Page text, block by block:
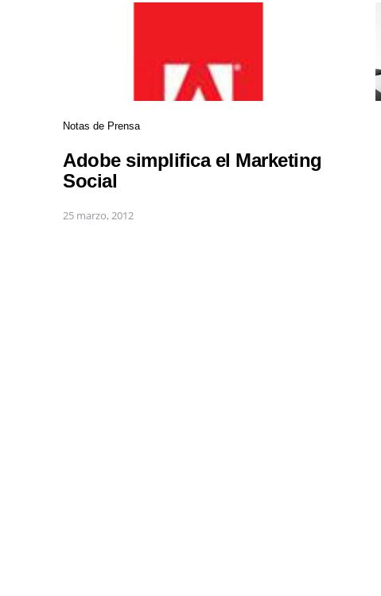
Notas de Prensa
Adobe simplifica el Marketing
Social
25 marzo, 2012